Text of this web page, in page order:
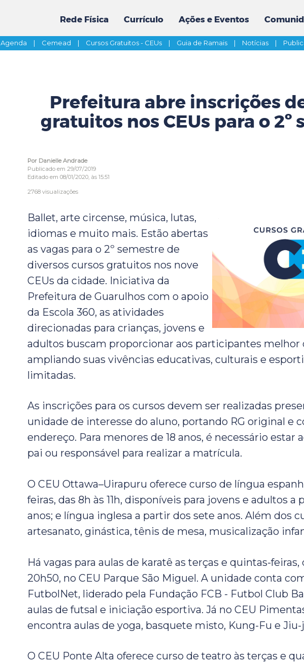
Rede Física Currículo Ações e Eventos
Agenda | Cemead | Cursos Gratuitos - CEUs | Guia de Ramais | Notícias |
Prefeitura abre inscrições
gratuitos nos CEUs para o 2º
Por Danielle Andrade
Publicado em 29/07/2019
Editado em 08/01/2020, às 15:51
2768 visualizações
Ballet, arte circense, música, lutas,
idiomas e muito mais. Estão abertas
as vagas para o 2º semestre de
diversos cursos gratuitos nos nove
CEUs da cidade. Iniciativa da
Prefeitura de Guarulhos com o apoio
da Escola 360, as atividades
direcionadas para crianças, jovens e
adultos buscam proporcionar aos participantes melhor
ampliando suas vivências educativas, culturais e
limitadas.
As inscrições para os cursos devem ser realizadas
unidade de interesse do aluno, portando RG original e
endereço. Para menores de 18 anos, é necessário estar
pai ou responsável para realizar a matrícula.
O CEU Ottawa–Uirapuru oferece curso de língua
feiras, das 8h às 11h, disponíveis para jovens e adultos a
anos; e língua inglesa a partir dos sete anos. Além dos
artesanato, ginástica, tênis de mesa, musicalização
Há vagas para aulas de karatê as terças e quintas-feiras,
20h50, no CEU Parque São Miguel. A unidade conta
FutbolNet, liderado pela Fundação FCB - Futbol Club
aulas de futsal e iniciação esportiva. Já no CEU
encontra aulas de yoga, basquete misto, Kung-Fu e
O CEU Ponte Alta oferece curso de teatro às terças e